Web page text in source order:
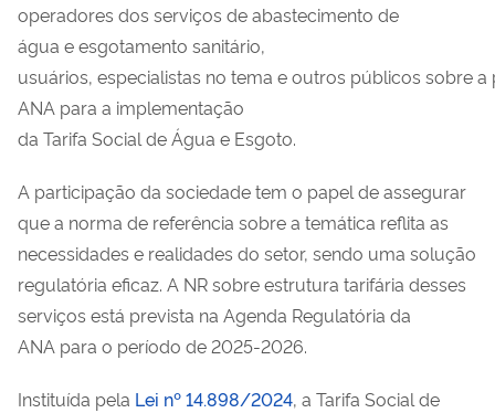
operadores dos serviços de abastecimento de
água e esgotamento sanitário,
usuários, especialistas no tema e outros públicos sobre
ANA para a implementação
da Tarifa Social de Água e Esgoto.
A participação da sociedade tem o papel de assegurar
que a norma de referência sobre a temática reflita as
necessidades e realidades do setor, sendo uma solução
regulatória eficaz. A NR sobre estrutura tarifária desses
serviços está prevista na Agenda Regulatória da
ANA para o período de 2025-2026.
Instituída pela Lei nº 14.898/2024, a Tarifa Social de